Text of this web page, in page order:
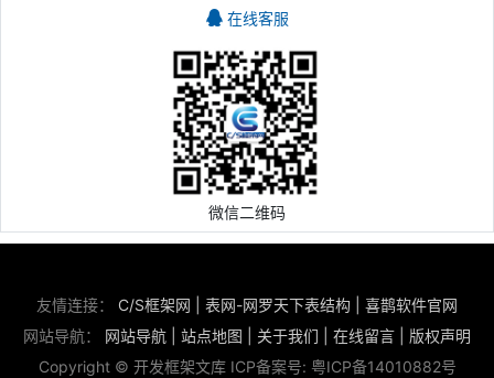
在线客服
微信二维码
友情连接： C/S框架网 表网-网罗天下表结构
喜鹊软件官网
网站导航： 网站导航 站点地图 关于我们 在线留言
版权声明
Copyright © 开发框架文库 ICP备案号: 粤ICP备14010882号